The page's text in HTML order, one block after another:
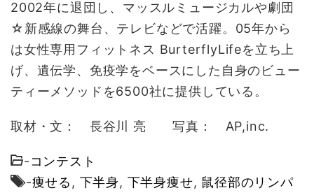
2002年に退団し、マッスルミュージカルや劇団
☆新感線の舞台、テレビなどで活躍。05年から
は女性専用フィットネス BurterflyLifeを立ち上
げ、遺伝学、免疫学をベースにした自身のビュー
ティーメソッドを6500社に提供している。
取材・文： 長谷川 亮 写真： AP,inc.
-コンテスト
-痩せる , 下半身, 下半身痩せ, 鼠径部のリンパ